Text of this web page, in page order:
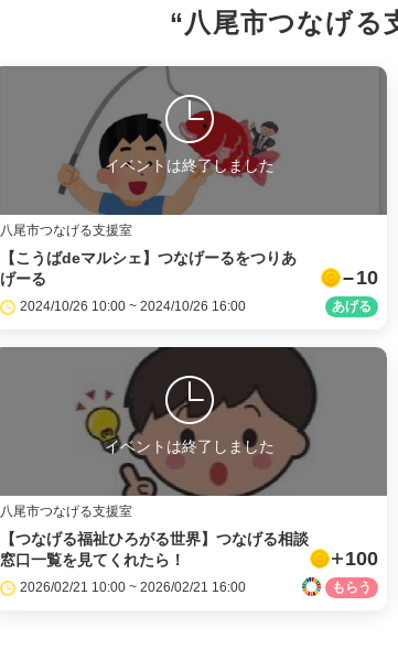
“八尾市つなげる
イベントは終了しました
八尾市つなげる支援室
【こうばdeマルシェ】つなげーるをつりあ
げーる
10
2024/10/26 10:00 ~ 2024/10/26 16:00
イベントは終了しました
八尾市つなげる支援室
【つなげる福祉ひろがる世界】つなげる相談
窓口一覧を見てくれたら！
100
2026/02/21 10:00 ~ 2026/02/21 16:00